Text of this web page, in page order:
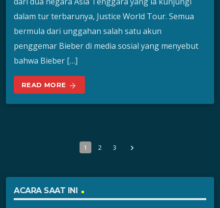
dalam tur terbarunya, Justice World Tour. Semua
bermula dari unggahan salah satu akun
penggemar Bieber di media sosial yang menyebut
bahwa Bieber […]
READ MORE arrow_forward
1 2 3 navigate_next
ACARA SAAT INI